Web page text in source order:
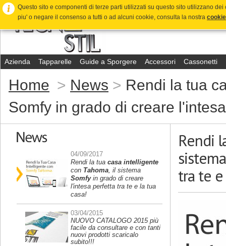
Azienda Tapparelle Guide a Sporgere Accessori Cassonetti
Home News
Rendi la tua
Somfy in grado di creare
04/09/2017
Rendi la tua casa intelligente
con Tahoma, il sistema
Somfyin grado di creare
l'intesa perfetta tra te e la tua
casa!
03/04/2015
NUOVO CATALOGO 2015 più
facile da consultare e con tanti
nuovi prodotti scaricalo
subito!!!
Rendi
tra te
Questo sito e componenti di terze parti utilizzati su questo sito utilizzano
piu' o negare il consenso a tutti o ad alcuni cookie, consulta la nostra